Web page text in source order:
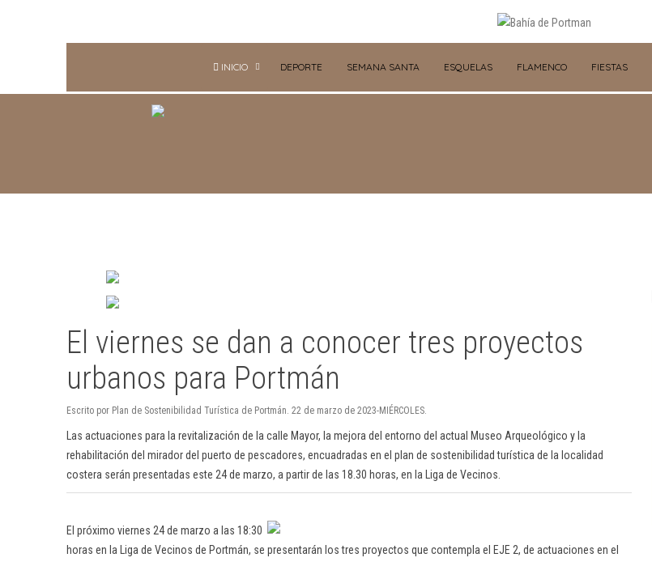
INICIO DEPORTE SEMANA SANTA ESQUELAS FLAMENCO FIESTAS
El viernes se dan a conocer tres proyectos
urbanos para Portmán
Escrito por Plan de Sostenibilidad Turística de Portmán. 22 de marzo de 2023-MIÉRCOLES.
Las actuaciones para la revitalización de la calle Mayor, la mejora del entorno del actual Museo Arqueológico y la
rehabilitación del mirador del puerto de pescadores, encuadradas en el plan de sostenibilidad turística de la localidad
costera serán presentadas este 24 de marzo, a partir de las 18.30 horas, en la Liga de Vecinos.
El próximo viernes 24 de marzo a las 18:30
horas en la Liga de Vecinos de Portmán, se presentarán los tres proyectos que contempla el EJE 2, de actuaciones en el